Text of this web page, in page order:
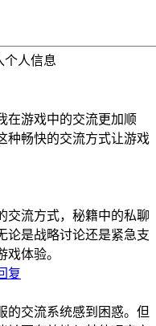
个人信息
在游戏中的交流更加顺
种畅快的交流方式让游戏
交流方式，秘籍中的私聊
论是战略讨论还是紧急支
体验。
复
的交流系统感到困惑。但